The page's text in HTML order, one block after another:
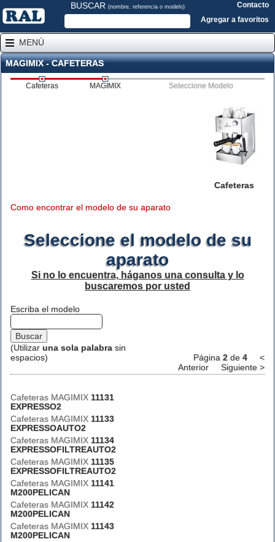
BUSCAR (nombre, referencia o modelo)
Contacto
Agregar a favoritos
MENÚ
MAGIMIX - CAFETERAS
Cafeteras MAGIMIX Seleccione Modelo
Cafeteras
Como encontrar el modelo de su aparato
Seleccione el modelo de su
aparato
Si no lo encuentra, háganos una consulta y lo
buscaremos por usted
Escriba el modelo
(Utilizar una sola palabra sin
espacios)
Página 2 de 4
<
Anterior
Siguiente >
Cafeteras MAGIMIX 11131
EXPRESSO2
Cafeteras MAGIMIX 11133
EXPRESSOAUTO2
Cafeteras MAGIMIX 11134
EXPRESSOFILTREAUTO2
Cafeteras MAGIMIX 11135
EXPRESSOFILTREAUTO2
Cafeteras MAGIMIX 11141
M200PELICAN
Cafeteras MAGIMIX 11142
M200PELICAN
Cafeteras MAGIMIX 11143
M200PELICAN